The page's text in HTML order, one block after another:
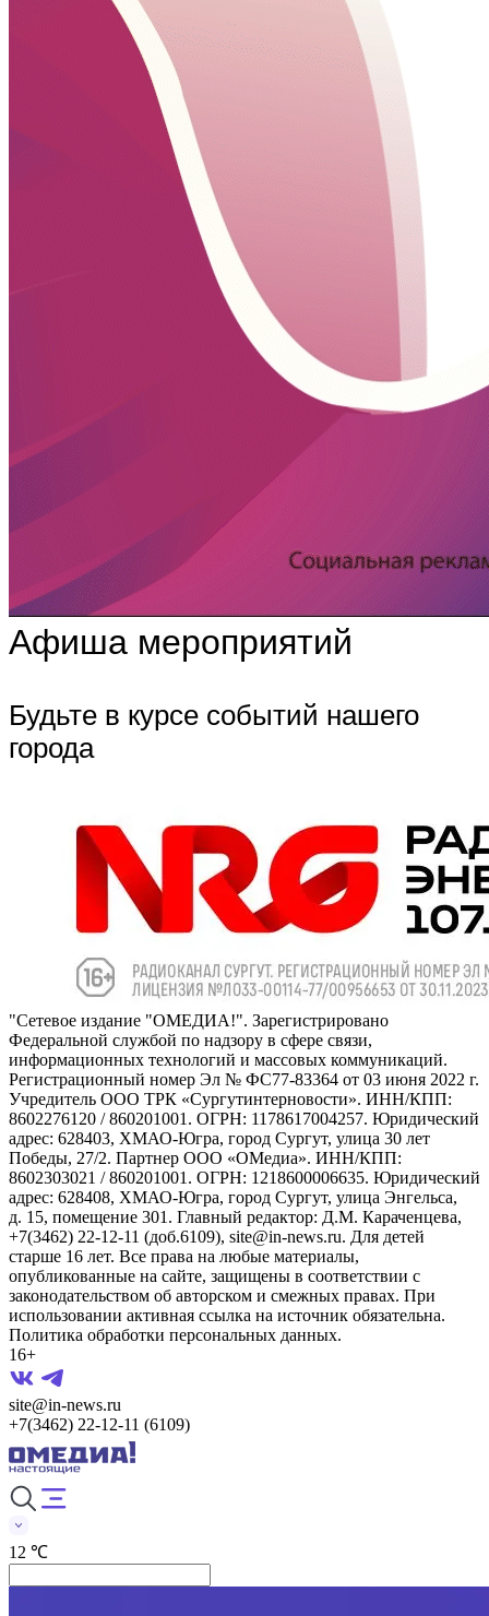
Афиша мероприятий
Будьте в курсе событий нашего
города
"Сетевое издание "ОМЕДИА!". Зарегистрировано
Федеральной службой по надзору в сфере связи,
информационных технологий и массовых коммуникаций.
Регистрационный номер Эл № ФС77-83364 от 03 июня 2022 г.
Учредитель ООО ТРК «Сургутинтерновости». ИНН/КПП:
8602276120 / 860201001. ОГРН: 1178617004257. Юридический
адрес: 628403, ХМАО-Югра, город Сургут, улица 30 лет
Победы, 27/2. Партнер ООО «ОМедиа». ИНН/КПП:
8602303021 / 860201001. ОГРН: 1218600006635. Юридический
адрес: 628408, ХМАО-Югра, город Сургут, улица Энгельса,
д. 15, помещение 301. Главный редактор: Д.М. Караченцева,
+7(3462) 22-12-11 (доб.6109), site@in-news.ru. Для детей
старше 16 лет. Все права на любые материалы,
опубликованные на сайте, защищены в соответствии с
законодательством об авторском и смежных правах. При
использовании активная ссылка на источник обязательна.
Политика обработки персональных данных.
16+
site@in-news.ru
+7(3462) 22-12-11 (6109)
12 ℃